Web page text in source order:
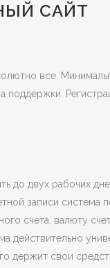
САЙТ
все.
до двух рабочих
записи система
счета, валюту
действительно
держит свои